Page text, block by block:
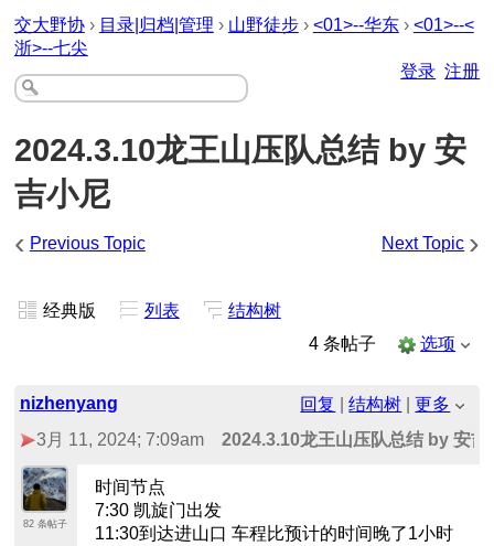
交大野协 › 目录|归档|管理 › 山野徒步 › <01>--华东 › <01>--<
浙>--七尖
登录 注册
2024.3.10龙王山压队总结 by 安
吉小尼
‹ Previous Topic Next Topic ›
经典版 列表
结构树
4 条帖子
选项
nizhenyang 回复 |结构树 |更多
3月 11, 2024; 7:09am
2024.3.10龙王山压队总结 by 安吉
82 条帖子
时间节点
7:30 凯旋门出发
11:30到达进山口 车程比预计的时间晚了1小时